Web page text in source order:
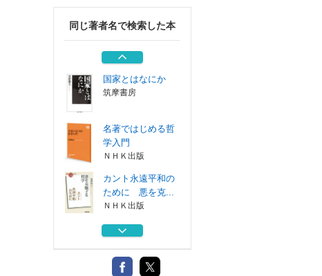
同じ著者名で検索した本
東京書籍
社会のしくみが手
に取るようにわ...
サイゾー
国家とはなにか
筑摩書房
名著ではじめる哲
学入門
ＮＨＫ出版
カント永遠平和の
ために 悪を克...
ＮＨＫ出版
〈女子力〉革命
東京書籍